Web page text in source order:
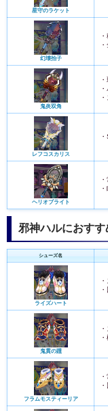
星守のラケット
幻壊拍子
鬼炎双角
レフコスカリス
ヘリオブライト
邪神ハルにおす
シューズ名
ライズハート
鬼貫の踵
フラムモスティーリア